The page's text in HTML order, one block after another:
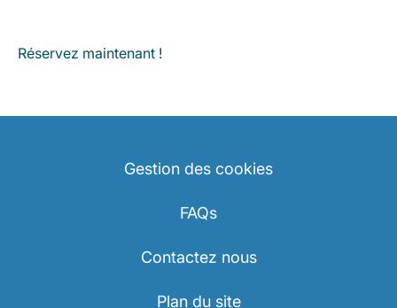
Réservez maintenant !
Gestion des cookies
FAQs
Contactez nous
Plan du site